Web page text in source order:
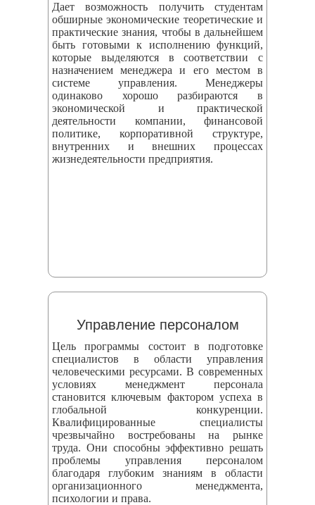
Дает возможность получить студентам
обширные экономические теоретические и
практические знания, чтобы в дальнейшем
быть готовыми к исполнению функций,
которые выделяются в соответствии с
назначением менеджера и его местом в
системе управления. Менеджеры
одинаково хорошо разбираются в
экономической и практической
деятельности компании, финансовой
политике, корпоративной структуре,
внутренних и внешних процессах
жизнедеятельности предприятия.
Управление персоналом
Цель программы состоит в подготовке
специалистов в области управления
человеческими ресурсами. В современных
условиях менеджмент персонала
становится ключевым фактором успеха в
глобальной конкуренции.
Квалифицированные специалисты
чрезвычайно востребованы на рынке
труда. Они способны эффективно решать
проблемы управления персоналом
благодаря глубоким знаниям в области
организационного менеджмента,
психологии и права.